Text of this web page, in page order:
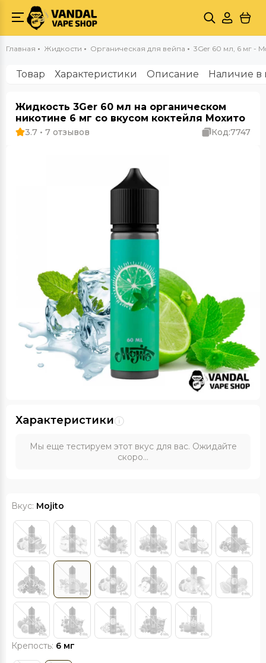
Главная Жидкости Органическая для вейпа 3Ger 60 мл, 6 мг -
Товар Характеристики Описание Наличие в
Жидкость 3Ger 60 мл на органическом
никотине 6 мг со вкусом коктейля Мохито
3.7 • 7 отзывов Код:7747
Характеристики
Мы еще тестируем этот вкус для вас. Ожидайте
скоро...
Вкус: Mojito
Крепость: 6 мг